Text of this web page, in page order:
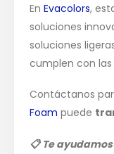
EnEvacolors,
soluciones
soluciones
cumplen con
Contáctanos
Foam puede
📋Te